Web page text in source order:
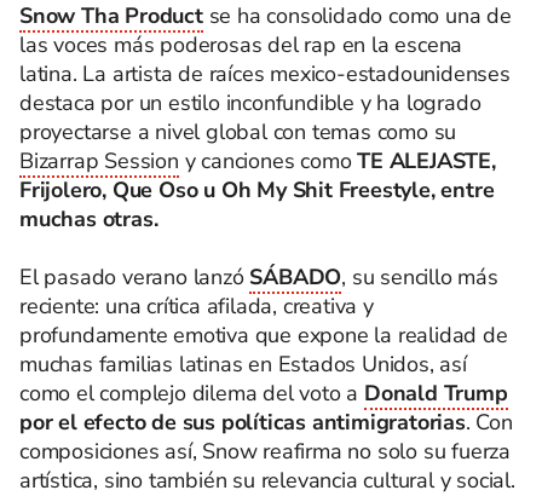
Snow Tha Productse ha consolidado como una de
las voces más poderosas del rap en la escena
latina. La artista de raíces mexico-estadounidenses
destaca por un estilo inconfundible y ha logrado
proyectarse a nivel global con temas como su
Bizarrap Session y canciones comoTE ALEJASTE,
Frijolero, Que Oso u Oh My Shit Freestyle, entre
muchas otras.
El pasado verano lanzó SÁBADO, su sencillo más
reciente: una crítica afilada, creativa y
profundamente emotiva que expone la realidad de
muchas familias latinas en Estados Unidos, así
como el complejo dilema del voto a Donald Trump
por el efecto de sus políticas antimigratorias. Con
composiciones así, Snow reafirma no solo su fuerza
artística, sino también su relevancia cultural y social.